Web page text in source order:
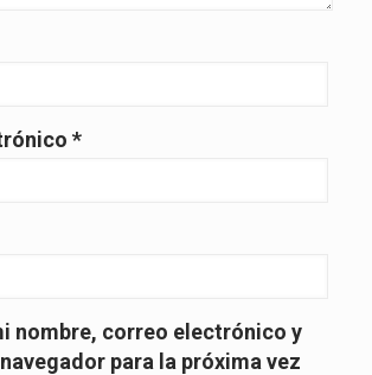
*
nombre, correo electrónico y
para la próxima vez